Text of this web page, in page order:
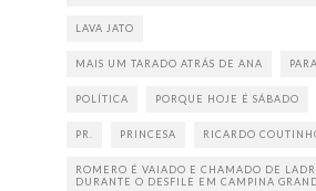
LAVA JATO
MAIS UM TARADO ATRÁS DE ANA
POLÍTICA PORQUE HOJE É SÁBADO
PR. PRINCESA RICARDO
ROMERO É VAIADO E CHAMADO DE
DURANTE O DESFILE EM CAMPINA